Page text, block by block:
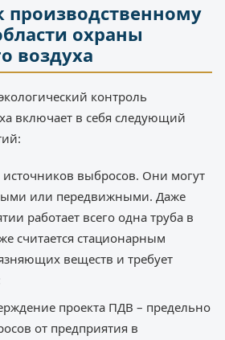
производственному
охраны
воздуха
контроль
включает в себя следующий
выбросов. Они могут
или передвижными. Даже
работает всего одна труба в
считается стационарным
веществ и требует
проекта ПДВ – предельно
от предприятия в